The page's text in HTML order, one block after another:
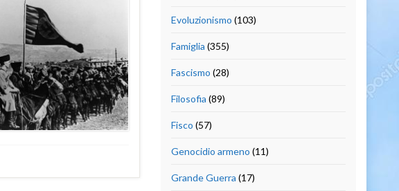
Evoluzionismo (103)
Famiglia (355)
Fascismo (28)
Filosofia (89)
Fisco (57)
Genocidio armeno (11)
Grande Guerra (17)